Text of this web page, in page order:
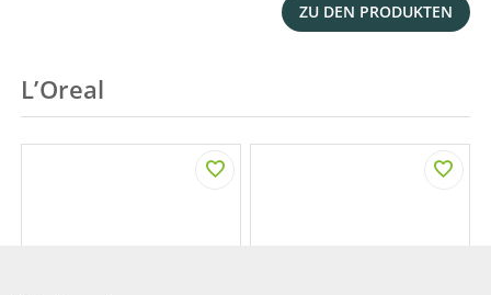
ZU DEN PRODUKTEN
L’Oreal